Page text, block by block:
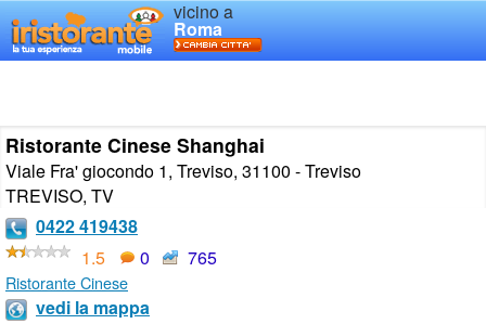
vicino a
Roma
Ristorante Cinese Shanghai
Viale Fra' giocondo 1, Treviso, 31100 - Treviso
TREVISO, TV
0422 419438
1.5
0 765
Ristorante Cinese
vedi la mappa